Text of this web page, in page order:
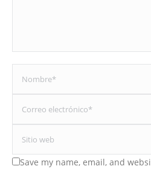
Save my name, email, and